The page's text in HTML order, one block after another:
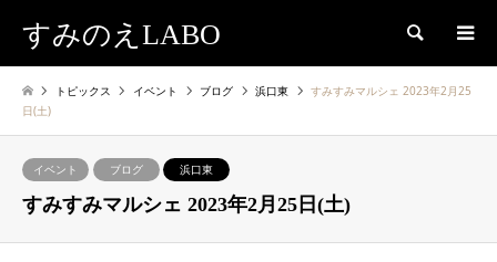
すみのえLABO 検索
トピックス イベント ブログ 浜口東
すみすみマルシェ 2023年2月25
日(土)
イベント ブログ 浜口東
すみすみマルシェ 2023年2月25日(土)